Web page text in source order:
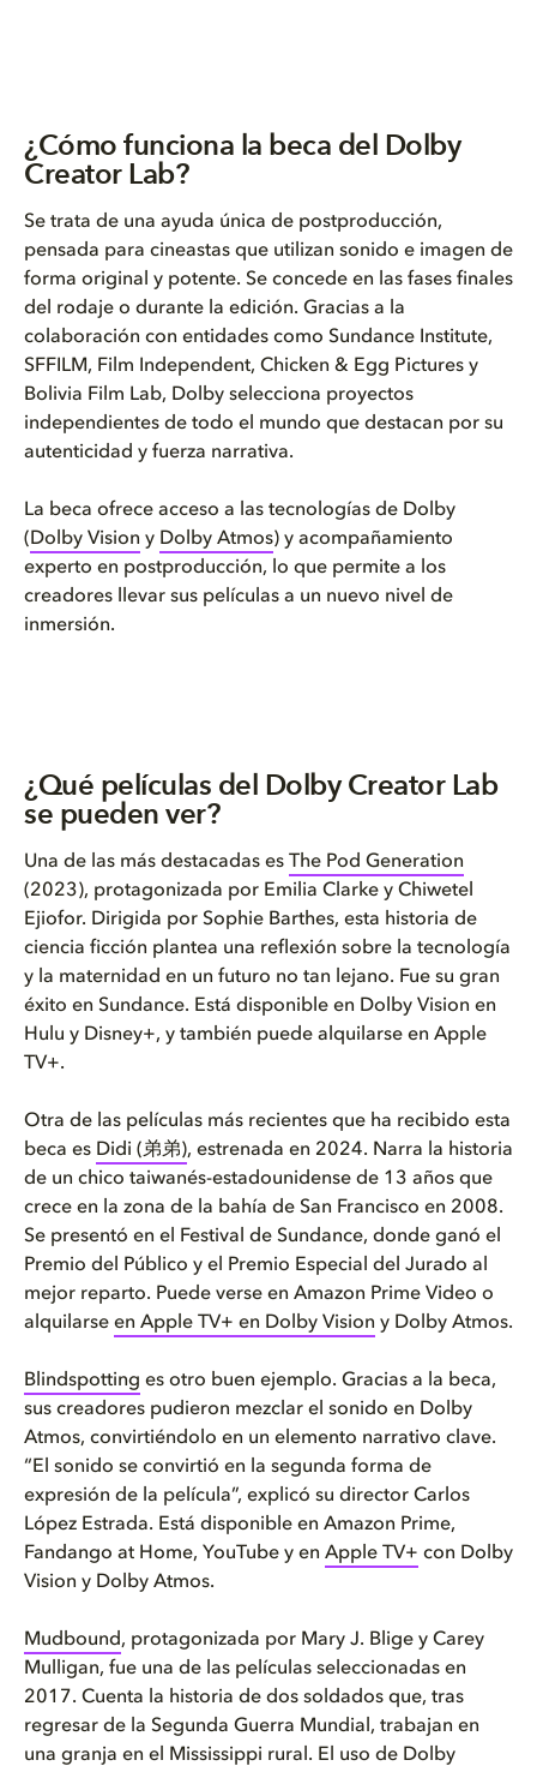
¿Cómo funciona la beca del Dolby
Creator Lab?
Se trata de una ayuda única de postproducción,
pensada para cineastas que utilizan sonido e imagen de
forma original y potente. Se concede en las fases finales
del rodaje o durante la edición. Gracias a la
colaboración con entidades como Sundance Institute,
SFFILM, Film Independent, Chicken & Egg Pictures y
Bolivia Film Lab, Dolby selecciona proyectos
independientes de todo el mundo que destacan por su
autenticidad y fuerza narrativa.
La beca ofrece acceso a las tecnologías de Dolby
( Dolby Vision y Dolby Atmos) y acompañamiento
experto en postproducción, lo que permite a los
creadores llevar sus películas a un nuevo nivel de
inmersión.
¿Qué películas del Dolby Creator Lab
se pueden ver?
Una de las más destacadas es The Pod Generation
(2023), protagonizada por Emilia Clarke y Chiwetel
Ejiofor. Dirigida por Sophie Barthes, esta historia de
ciencia ficción plantea una reflexión sobre la tecnología
y la maternidad en un futuro no tan lejano. Fue su gran
éxito en Sundance. Está disponible en Dolby Vision en
Hulu y Disney+, y también puede alquilarse en Apple
TV+.
Otra de las películas más recientes que ha recibido esta
beca es Didi (弟弟), estrenada en 2024. Narra la historia
de un chico taiwanés-estadounidense de 13 años que
crece en la zona de la bahía de San Francisco en 2008.
Se presentó en el Festival de Sundance, donde ganó el
Premio del Público y el Premio Especial del Jurado al
mejor reparto. Puede verse en Amazon Prime Video o
alquilarse en Apple TV+ en Dolby Vision y Dolby Atmos.
Blindspotting es otro buen ejemplo. Gracias a la beca,
sus creadores pudieron mezclar el sonido en Dolby
Atmos, convirtiéndolo en un elemento narrativo clave.
“El sonido se convirtió en la segunda forma de
expresión de la película”, explicó su director Carlos
López Estrada. Está disponible en Amazon Prime,
Fandango at Home, YouTube y en Apple TV+ con Dolby
Vision y Dolby Atmos.
Mudbound, protagonizada por Mary J. Blige y Carey
Mulligan, fue una de las películas seleccionadas en
2017. Cuenta la historia de dos soldados que, tras
regresar de la Segunda Guerra Mundial, trabajan en
una granja en el Mississippi rural. El uso de Dolby